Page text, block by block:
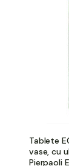
Tablete
vase, cu
Pierpaoli